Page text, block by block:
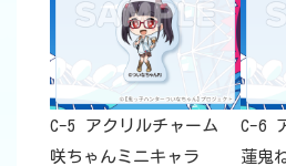
C-5 アクリルチャーム
咲ちゃんミニキャラ
C-6
蓮鬼